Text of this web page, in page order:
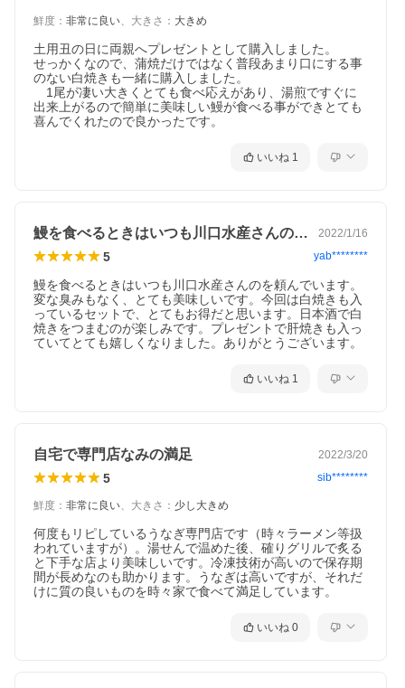
鮮度 ： 非常に良い、 大きさ ： 大きめ
土用丑の日に両親へプレゼントとして購入しました。
せっかくなので、蒲焼だけではなく普段あまり口にする事
のない白焼きも一緒に購入しました。
1尾が凄い大きくとても食べ応えがあり、湯煎ですぐに
出来上がるので簡単に美味しい鰻が食べる事ができとても
喜んでくれたので良かったです。
いいね 1
鰻を食べるときはいつも川口水産さんのを… 2022/1/16
5 yab********
鰻を食べるときはいつも川口水産さんのを頼んでいます。
変な臭みもなく、とても美味しいです。今回は白焼きも入
っているセットで、とてもお得だと思います。日本酒で白
焼きをつまむのが楽しみです。プレゼントで肝焼きも入っ
ていてとても嬉しくなりました。ありがとうございます。
いいね 1
自宅で専門店なみの満足 2022/3/20
5 sib********
鮮度 ： 非常に良い、 大きさ ： 少し大きめ
何度もリピしているうなぎ専門店です（時々ラーメン等扱
われていますが）。湯せんで温めた後、確りグリルで炙る
と下手な店より美味しいです。冷凍技術が高いので保存期
間が長めなのも助かります。うなぎは高いですが、それだ
けに質の良いものを時々家で食べて満足しています。
いいね 0